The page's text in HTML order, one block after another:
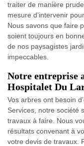
traiter de manière
mesure d’intervenir
Nous savons que faire
soient toujours en
de nos paysagistes
impeccables.
Notre entreprise
Hospitalet Du
Vos arbres ont besoin
Services, notre société
travaux à faire. Nous
résultats convenant à
votre devis de travaux.